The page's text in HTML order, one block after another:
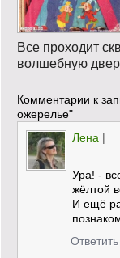
Все проходит
волшебную
Комментарии к
ожерелье"
Лена |
Ура! -
жёлтой
И ещё